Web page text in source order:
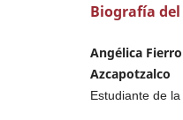
Biografía
Angélica
Azcapotzalco
Estudiante de